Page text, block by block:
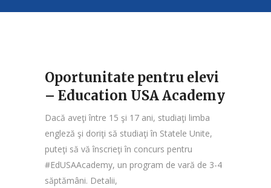
Oportunitate pentru elevi
– Education USA Academy
Dacă aveţi între 15 şi 17 ani, studiaţi limba
engleză şi doriţi să studiaţi în Statele Unite,
puteţi să vă înscrieţi în concurs pentru
#EdUSAAcademy, un program de vară de 3-4
săptămâni. Detalii,